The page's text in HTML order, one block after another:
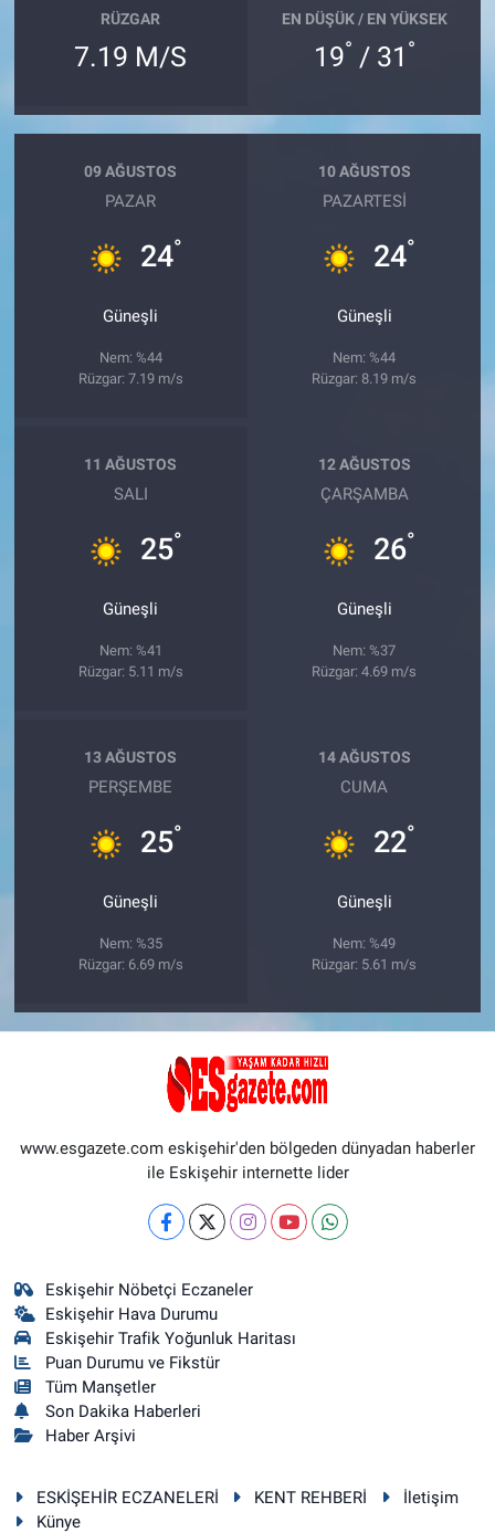
RÜZGAR
7.19 M/S
EN DÜŞÜK / EN YÜKSEK
19° / 31 °
09 AĞUSTOS
PAZAR
24°
Güneşli
Nem: %44
Rüzgar: 7.19 m/s
10 AĞUSTOS
PAZARTESI
24°
Güneşli
Nem: %44
Rüzgar: 8.19 m/s
11 AĞUSTOS
SALI
25°
Güneşli
Nem: %41
Rüzgar: 5.11 m/s
12 AĞUSTOS
ÇARŞAMBA
26°
Güneşli
Nem: %37
Rüzgar: 4.69 m/s
13 AĞUSTOS
PERŞEMBE
25°
Güneşli
Nem: %35
Rüzgar: 6.69 m/s
14 AĞUSTOS
CUMA
22°
Güneşli
Nem: %49
Rüzgar: 5.61 m/s
www.esgazete.com eskişehir'den bölgeden dünyadan haberler
ile Eskişehir internette lider
Eskişehir Nöbetçi Eczaneler
Eskişehir Hava Durumu
Eskişehir Trafik Yoğunluk Haritası
Puan Durumu ve Fikstür
Tüm Manşetler
Son Dakika Haberleri
Haber Arşivi
ESKİŞEHİR ECZANELERİ KENT REHBERİ
İletişim
Künye